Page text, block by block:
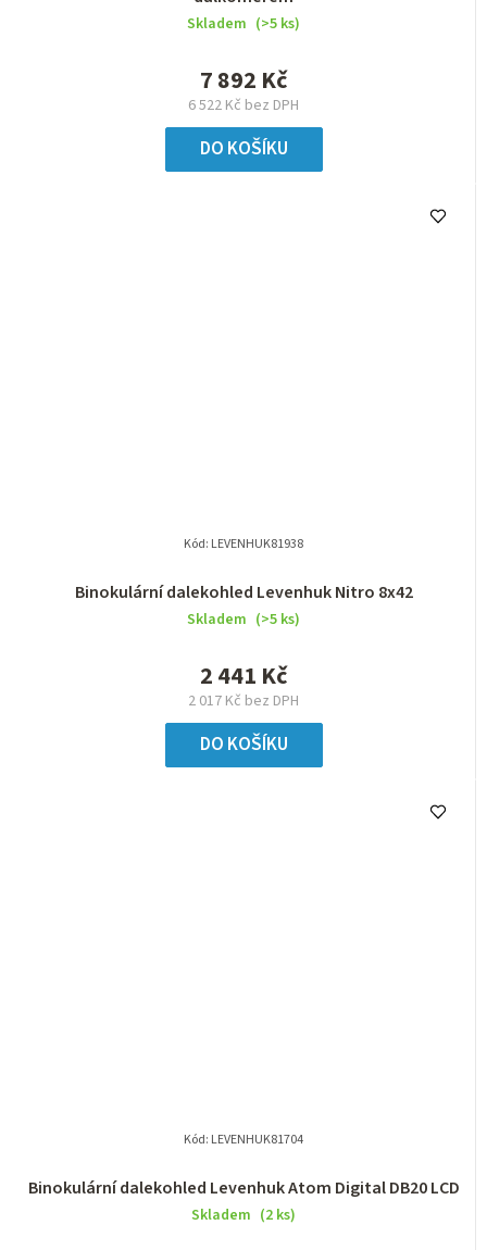
Skladem (>5 ks)
6 522 Kč bez DPH
7 892 Kč
DO KOŠÍKU
Binokulární dalekohled Levenhuk Nitro 8x42
Skladem (>5 ks)
2 017 Kč bez DPH
2 441 Kč
DO KOŠÍKU
Kód: LEVENHUK81938
Binokulární dalekohled Levenhuk Atom Digital DB20 LCD
Skladem (2 ks)
Kód: LEVENHUK81704